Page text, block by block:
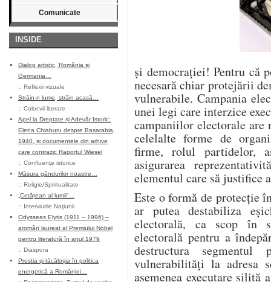
Comunicate
INSIDE
Dialog artistic, România și
Germania…
:: Reflexii vizuale
Străin-n lume, străin acasă…
:: Colocvii literare
Apel la Dreptate și Adevăr Istoric:
Elena Chiaburu despre Basarabia,
1940, și documentele din arhive
care contrazic Raportul Wiesel
:: Confluenţe istorice
Măsura gândurilor noastre…
:: Religie/Spiritualitate
„Cetățean al lumii”…
:: Interviurile Naţiunii
Odysseas Elytis (1911 – 1996) –
aromân laureat al Premiului Nobel
pentru literatură în anul 1979
:: Diaspora
Prostia și tăcăloșia în politica
energetică a României…
și democrației! Pentru că
necesară chiar protejării
vulnerabile. Campania
unei legi care interzice
campaniilor electorale
celelalte forme de
firme, rolul partidelor,
asigurarea
elementul care să justifice
Este o formă de protecție
ar putea destabiliza
electorală, ca scop în
electorală pentru a
destructura
vulnerabilități la adresa
asemenea executare